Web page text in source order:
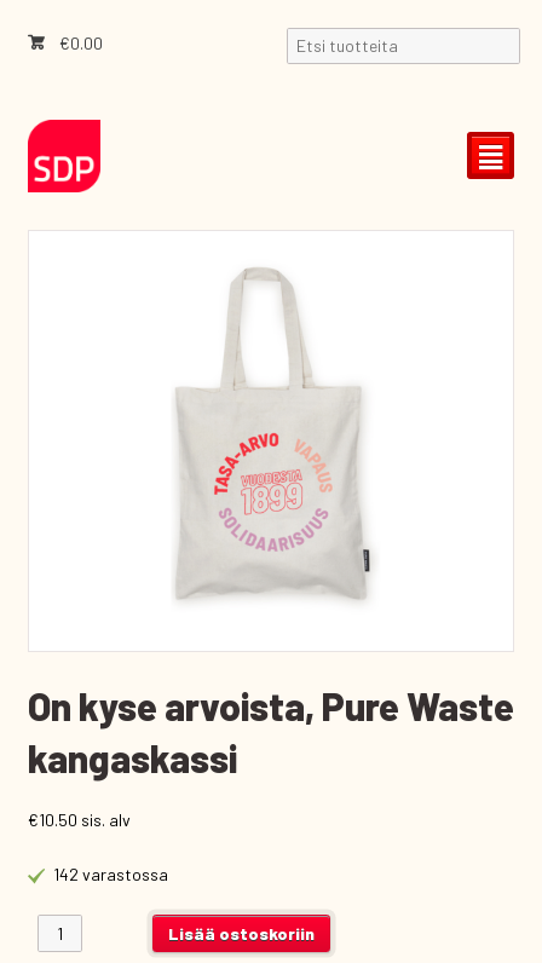
€0.00
²
On kyse arvoista, Pure Waste
kangaskassi
€10.50 sis. alv
142 varastossa
On kyse arvoista, Pure Waste kangaskassi määrä
Lisää ostoskoriin